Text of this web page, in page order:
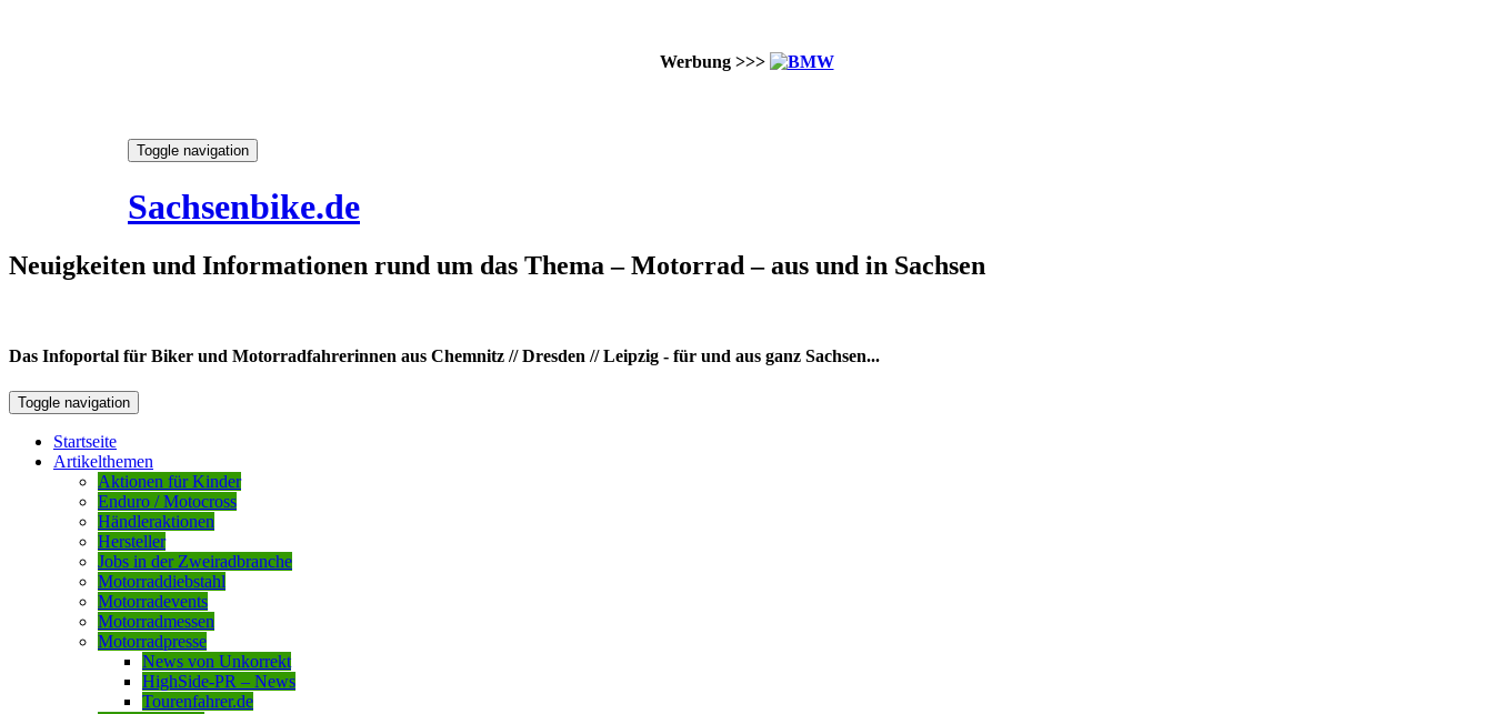
Werbung >>>
Toggle navigation
Sachsenbike.de
Neuigkeiten und Informationen rund um das Thema – Motorrad – aus und in Sachsen
Das Infoportal für Biker und Motorradfahrerinnen aus Chemnitz // Dresden // Leipzig - für und aus ganz Sachsen...
Toggle navigation
Startseite
Artikelthemen
Aktionen für Kinder
Enduro / Motocross
Händleraktionen
Hersteller
Jobs in der Zweiradbranche
Motorraddiebstahl
Motorradevents
Motorradmessen
Motorradpresse
News von Unkorrekt
HighSide-PR – News
Tourenfahrer.de